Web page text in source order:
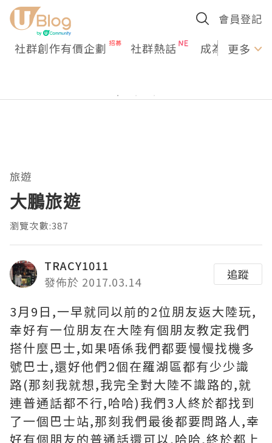
會員登記
社群創作有價企劃 社群熱話 成為U更多
旅遊
大鵬旅遊
瀏覽次數:387
TRACY1011
發佈於 2017.03.14
追蹤
3月9日,一早就同以前的2位朋友返大陸玩,
幸好有一位朋友在大陸有個朋友教定我們
搭什麼巴士,如果唔係我們都要慢慢找機多
號巴士,還好他們2個在羅湖區都有少少識
路(那刻我就想,我完全對大陸不識路的,就
連普通話都不行,哈哈)我們3人終於都找到
了一個巴士站,那刻我們最後都要問路人,幸
好有個朋友的普通話還可以,哈哈,終於都上